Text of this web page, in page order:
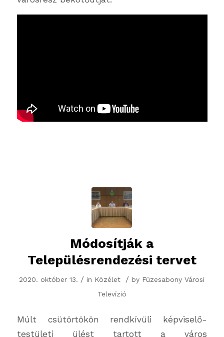
Módosítják a
Településrendezési tervet
2020. október 13. / in Közélet / by Füzesabony Városi
Televízió
Múlt csütörtökön rendkívüli képviselő-
testületi ülést tartott a város